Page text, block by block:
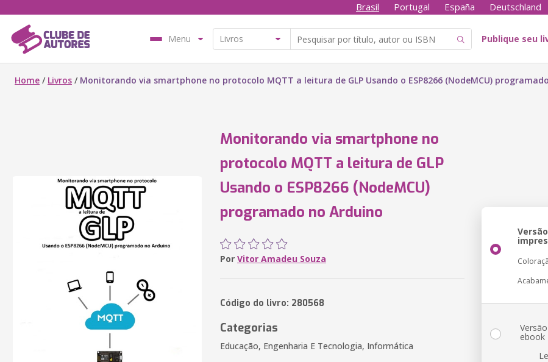
Brasil Portugal España Deutschland
Menu Publique seu
Home / Livros / Monitorando via smartphone no protocolo MQTT a leitura de GLP Usando o ESP8266 (NodeMCU)
Monitorando via smartphone no
protocolo MQTT a leitura de GLP
Usando o ESP8266 (NodeMCU)
programado no Arduino
Por Vitor Amadeu Souza
Código do livro: 280568
Categorias
Educação, Engenharia E Tecnologia, Informática
Versão
Versão
ebook